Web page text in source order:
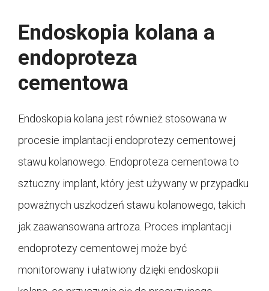
Endoskopia kolana a
endoproteza
cementowa
Endoskopia kolana jest również stosowana w
procesie implantacji endoprotezy cementowej
stawu kolanowego. Endoproteza cementowa to
sztuczny implant, który jest używany w przypadku
poważnych uszkodzeń stawu kolanowego, takich
jak zaawansowana artroza. Proces implantacji
endoprotezy cementowej może być
monitorowany i ułatwiony dzięki endoskopii